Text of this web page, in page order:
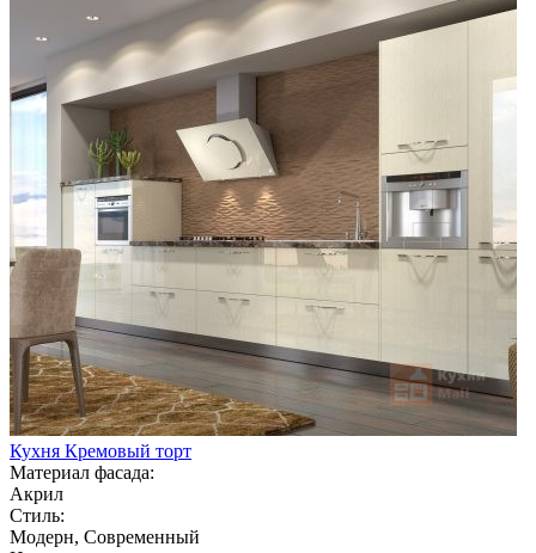
Кухня Кремовый торт
Материал фасада:
Акрил
Стиль:
Модерн, Современный